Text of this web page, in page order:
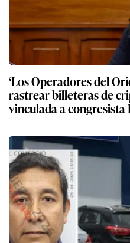
‘Los Operadores del
rastrear billeteras de
vinculada a congresista